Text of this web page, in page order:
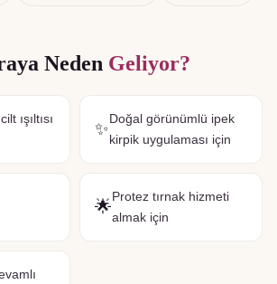
Neden Geliyor?
ışıltısı
✨
Doğal görünümlü ipek
kirpik uygulaması için
🌟
Protez tırnak hizmeti
almak için